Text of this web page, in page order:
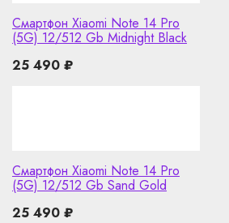
Смартфон Xiaomi Note 14 Pro
(5G) 12/512 Gb Midnight Black
25 490 ₽
Смартфон Xiaomi Note 14 Pro
(5G) 12/512 Gb Sand Gold
25 490 ₽